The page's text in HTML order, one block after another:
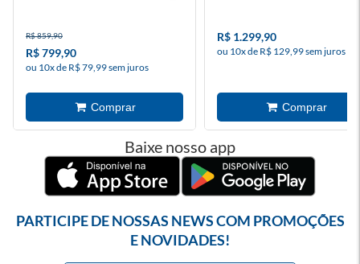
R$ 859,90
R$ 799,90
ou 10x de R$ 79,99 sem juros
R$ 1.299,90
ou 10x de R$ 129,99 sem juros
Baixe nosso app
PARTICIPE DE NOSSAS NEWS COM PROMOÇÕES
E NOVIDADES!